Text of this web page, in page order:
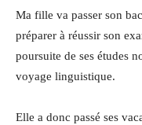
Ma fille va passer son
préparer à réussir son
poursuite de ses études
voyage linguistique.
Elle a donc passé ses